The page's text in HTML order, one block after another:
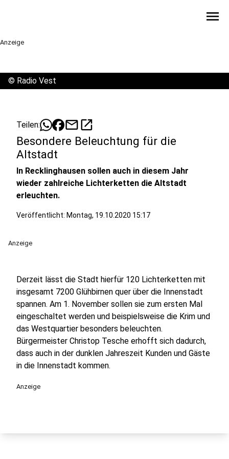
menu
Anzeige
© Radio Vest
Teilen: mailopen_in_new
Besondere Beleuchtung für die
Altstadt
In Recklinghausen sollen auch in diesem Jahr
wieder zahlreiche Lichterketten die Altstadt
erleuchten.
Veröffentlicht: Montag, 19.10.2020 15:17
Anzeige
Derzeit lässt die Stadt hierfür 120 Lichterketten mit
insgesamt 7200 Glühbirnen quer über die Innenstadt
spannen. Am 1. November sollen sie zum ersten Mal
eingeschaltet werden und beispielsweise die Krim und
das Westquartier besonders beleuchten.
Bürgermeister Christop Tesche erhofft sich dadurch,
dass auch in der dunklen Jahreszeit Kunden und Gäste
in die Innenstadt kommen.
Anzeige